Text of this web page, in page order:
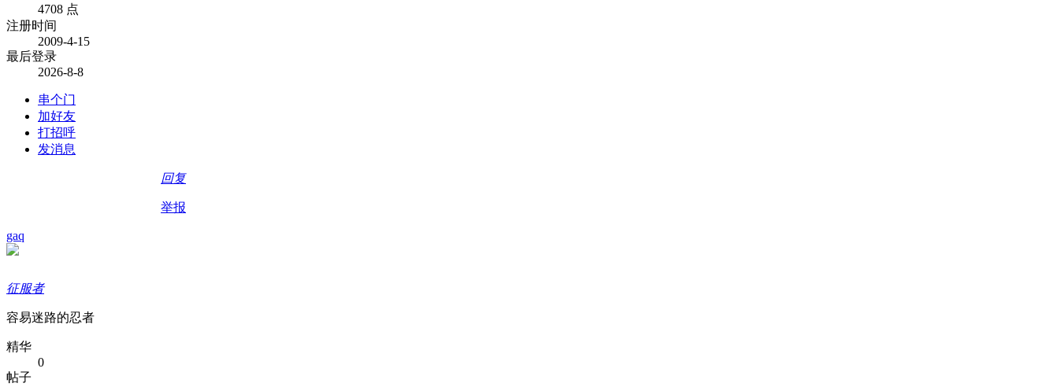
4708 点
注册时间
2009-4-15
最后登录
2026-8-8
串个门
加好友
打招呼
发消息
回复
举报
gaq
征服者
容易迷路的忍者
精华
0
帖子